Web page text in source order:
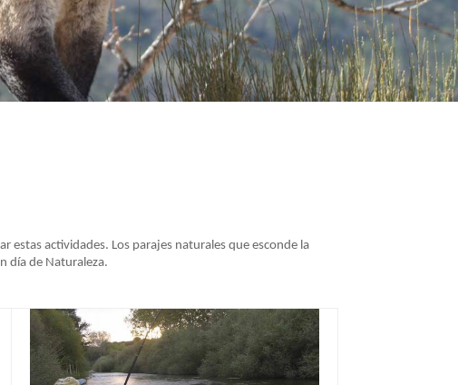
estas actividades. Los parajes naturales que esconde la
día de Naturaleza.